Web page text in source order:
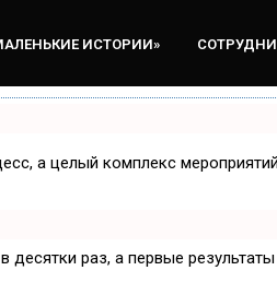
ИСТОРИИ»
а целый комплекс
десятки раз, а первые